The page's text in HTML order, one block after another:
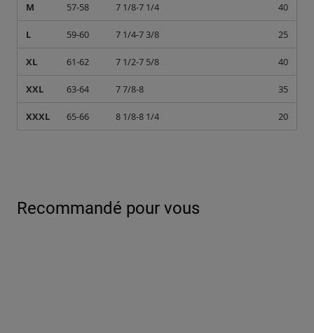
M 57-58 7 1/8-7 1/4 40
L 59-60 7 1/4-7 3/8 25
XL 61-62 7 1/2-7 5/8 40
XXL 63-64 7 7/8-8 35
XXXL 65-66 8 1/8-8 1/4 20
Recommandé pour vous